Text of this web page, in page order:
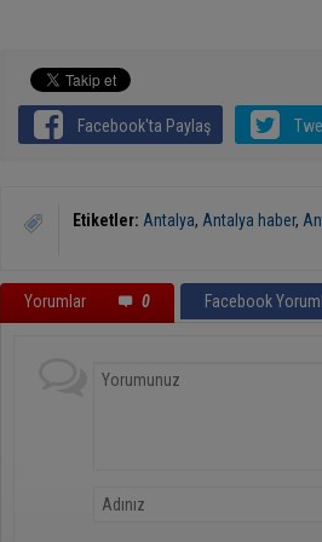
Facebook'ta Paylaş
Etiketler: Antalya, Antalya haber,
Yorumlar 0 Facebook